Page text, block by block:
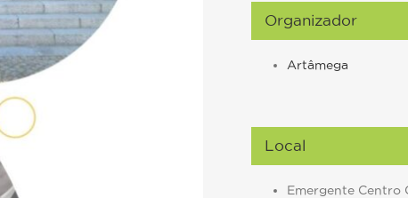
Organizador
Artâmega
Local
Emergente Centro